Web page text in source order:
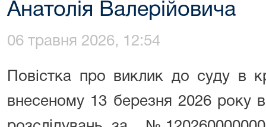
Анатолія Валерійовича
06 травня 2026, 12:54
Повістка про виклик до суду в
внесеному 13 березня 2026 року